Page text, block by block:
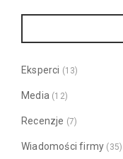
Eksperci (13)
Media (12)
Recenzje (7)
Wiadomości firmy (35)